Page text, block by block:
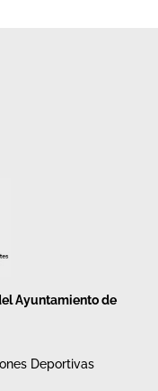
Ayuntamiento de
Deportivas